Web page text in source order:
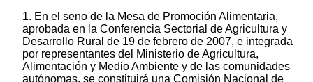
1. En el seno de la Mesa de Promoción Alimentaria,
aprobada en la Conferencia Sectorial de Agricultura y
Desarrollo Rural de 19 de febrero de 2007, e integrada
por representantes del Ministerio de Agricultura,
Alimentación y Medio Ambiente y de las comunidades
autónomas, se constituirá una Comisión Nacional de